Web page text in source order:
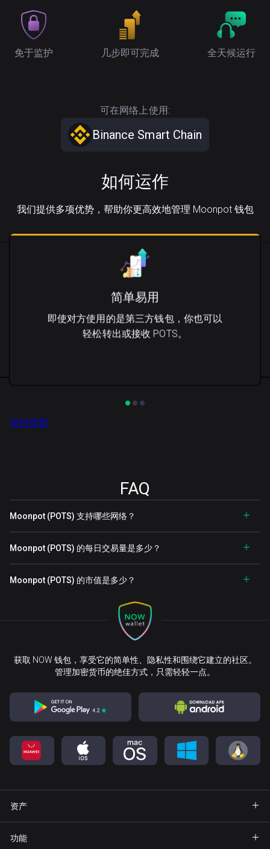
免于监护 几步即可完成 全天候运行
可在网络上使用:
Binance Smart Chain
如何运作
我们提供多项优势，帮助你更高效地管理 Moonpot 钱包
简单易用
即使对方使用的是第三方钱包，你也可以
轻松转出或接收 POTS。
访问优势
FAQ
Moonpot (POTS) 支持哪些网络？
Moonpot (POTS) 的每日交易量是多少？
Moonpot (POTS) 的市值是多少？
获取 NOW 钱包，享受它的简单性、隐私性和围绕它建立的社区。
管理加密货币的绝佳方式，只需轻轻一点。
资产
功能